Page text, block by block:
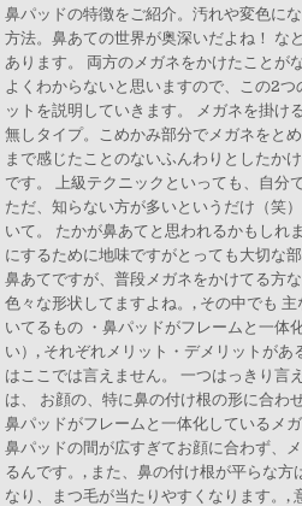
鼻パッドの特徴をご紹介。汚れや変色に
方法。鼻あての世界が奥深いだよね！ な
あります。 両方のメガネをかけたことが
よくわからないと思いますので、この2
ットを説明していきます。 メガネを掛け
無しタイプ。こめかみ部分でメガネをと
まで感じたことのないふんわりとしたか
です。 上級テクニックといっても、自分
ただ、知らない方が多いというだけ（笑
いて。 たかが鼻あてと思われるかもしれ
にするために地味ですがとっても大切な
鼻あてですが、普段メガネをかけてる方
色々な形状してますよね。, その中でも
いてるもの ・鼻パッドがフレームと一体
い）, それぞれメリット・デメリットがあ
はここでは言えません。 一つはっきり言
は、 お顔の、特に鼻の付け根の形に合わ
鼻パッドがフレームと一体化しているメ
鼻パッドの間が広すぎてお顔に合わず、
るんです。, また、鼻の付け根が平らな方
なり、まつ毛が当たりやすくなります。,